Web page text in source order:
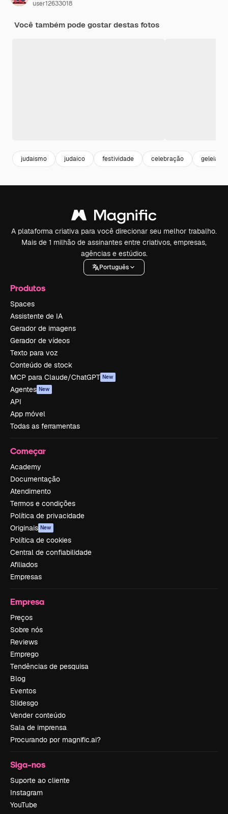
user12633018
Você também pode gostar destas fotos
judaismo judaico festividade celebração geleia
A plataforma criativa para você direcionar seu melhor trabalho.
Mais de 1 milhão de assinantes entre criativos, empresas,
agências e estúdios.
Português
Produtos
Spaces
Assistente de IA
Gerador de imagens
Gerador de vídeos
Texto para voz
Conteúdo de stock
MCP para Claude/ChatGPT New
Agentes New
API
App móvel
Todas as ferramentas
Começar
Academy
Documentação
Atendimento
Termos e condições
Política de privacidade
Originais New
Política de cookies
Central de confiabilidade
Afiliados
Empresas
Empresa
Preços
Sobre nós
Reviews
Emprego
Tendências de pesquisa
Blog
Eventos
Slidesgo
Vender conteúdo
Sala de imprensa
Procurando por magnific.ai?
Siga-nos
Suporte ao cliente
Instagram
YouTube